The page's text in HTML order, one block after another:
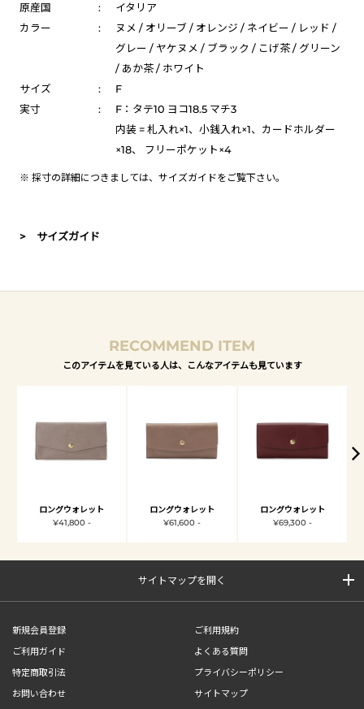
原産国
:
イタリア
カラー
:
ヌメ / オリーブ / オレンジ / ネイビー / レッド /
グレー / ヤケヌメ / ブラック / こげ茶 / グリーン
/ あか茶 / ホワイト
サイズ
:
F
実寸
:
F：タテ10 ヨコ18.5 マチ3
内装 = 札入れ×1、小銭入れ×1、カードホルダー
×18、 フリーポケット×4
※ 採寸の詳細につきましては、 サイズガイドをご覧下さい。
> サイズガイド
RECOMMEND ITEM
このアイテムを見ている人は、こんなアイテムも見ています
ロングウォレット
¥41,800 -
ロングウォレット
¥61,600 -
ロングウォレット
¥69,300 -
サイトマップを開く
新規会員登録
ご利用規約
ご利用ガイド
よくある質問
特定商取引法
プライバシーポリシー
お問い合わせ
サイトマップ